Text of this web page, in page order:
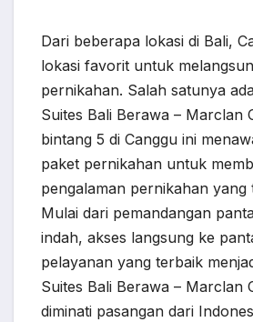
Dari beberapa lokasi di Bali,
lokasi favorit untuk
pernikahan. Salah satunya
Suites Bali Berawa – Marclan
bintang 5 di Canggu ini
paket pernikahan untuk
pengalaman pernikahan yang
Mulai dari pemandangan
indah, akses langsung ke
pelayanan yang terbaik
Suites Bali Berawa – Marclan
diminati pasangan dari